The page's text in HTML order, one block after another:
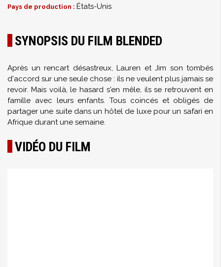
Pays de production : États-Unis
SYNOPSIS DU FILM BLENDED
Après un rencart désastreux, Lauren et Jim son tombés
d'accord sur une seule chose : ils ne veulent plus jamais se
revoir. Mais voilà, le hasard s'en mêle, ils se retrouvent en
famille avec leurs enfants. Tous coincés et obligés de
partager une suite dans un hôtel de luxe pour un safari en
Afrique durant une semaine.
VIDÉO DU FILM